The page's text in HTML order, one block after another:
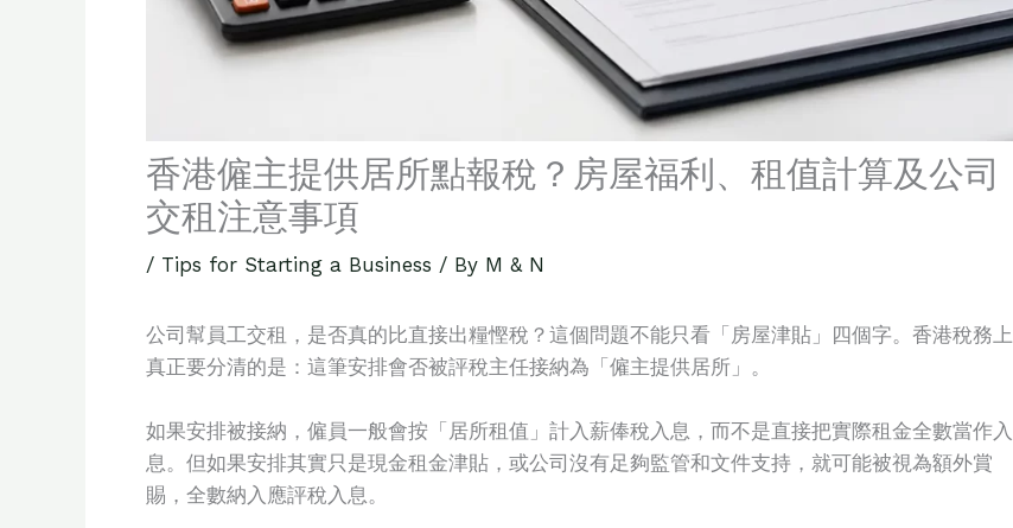
香港僱主提供居所點報稅？房屋福利、租值計算及公司
交租注意事項
/ Tips for Starting a Business / By M & N
公司幫員工交租，是否真的比直接出糧慳稅？這個問題不能只看「房屋津貼」四個字。香港稅務上
真正要分清的是：這筆安排會否被評稅主任接納為「僱主提供居所」。
如果安排被接納，僱員一般會按「居所租值」計入薪俸稅入息，而不是直接把實際租金全數當作入
息。但如果安排其實只是現金租金津貼，或公司沒有足夠監管和文件支持，就可能被視為額外賞
賜，全數納入應評稅入息。